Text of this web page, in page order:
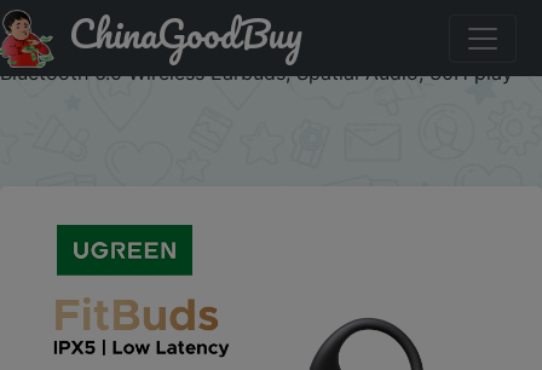
Промокод на знижку ASZnyzhkaUA02 Open-Ear
Headphones Earphones, Ear-hook TWS True-Wireless
Bluetooth 6.0 Wireless Earbuds, Spatial Audio, 30H play
ChinaGoodBuy